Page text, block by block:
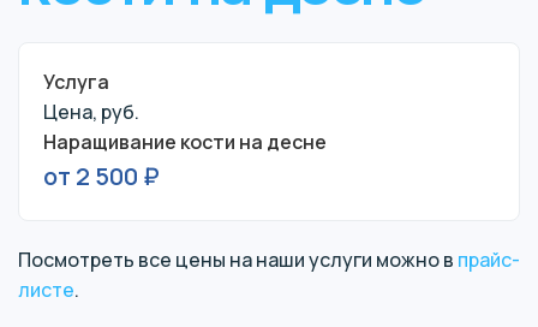
Услуга
Цена, руб.
Наращивание кости на десне
от 2 500 ₽
Посмотреть все цены на наши услуги можно в прайс-
листе.